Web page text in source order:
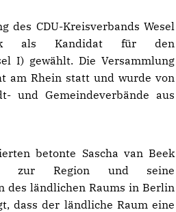
des CDU-Kreisverbands Wesel
als Kandidat für den
I) gewählt. Die Versammlung
am Rhein statt und wurde von
und Gemeindeverbände aus
betonte Sascha van Beek
zur Region und seine
des ländlichen Raums in Berlin
dass der ländliche Raum eine